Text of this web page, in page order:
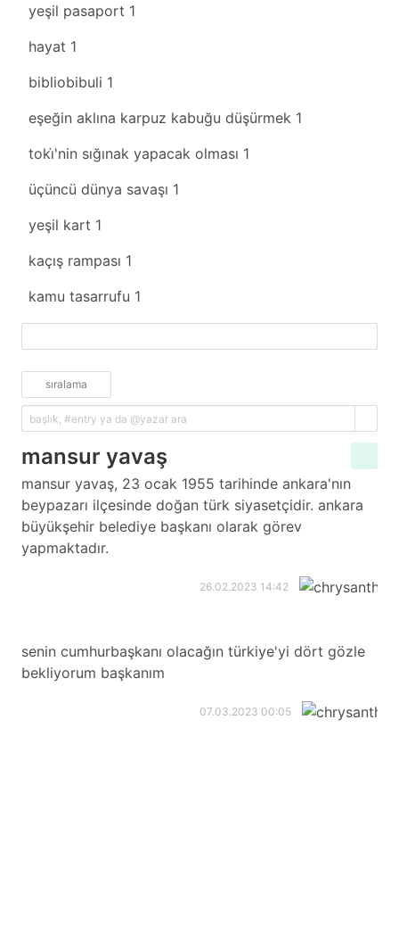
yeşil pasaport 1
hayat 1
bibliobibuli 1
eşeğin aklına karpuz kabuğu düşürmek 1
toki̇'nin sığınak yapacak olması 1
üçüncü dünya savaşı 1
yeşil kart 1
kaçış rampası 1
kamu tasarrufu 1
sıralama
mansur yavaş
mansur yavaş, 23 ocak 1955 tarihinde ankara'nın
beypazarı ilçesinde doğan türk siyasetçidir. ankara
büyükşehir belediye başkanı olarak görev
yapmaktadır.
26.02.2023 14:42
senin cumhurbaşkanı olacağın türkiye'yi dört gözle
bekliyorum başkanım
07.03.2023 00:05